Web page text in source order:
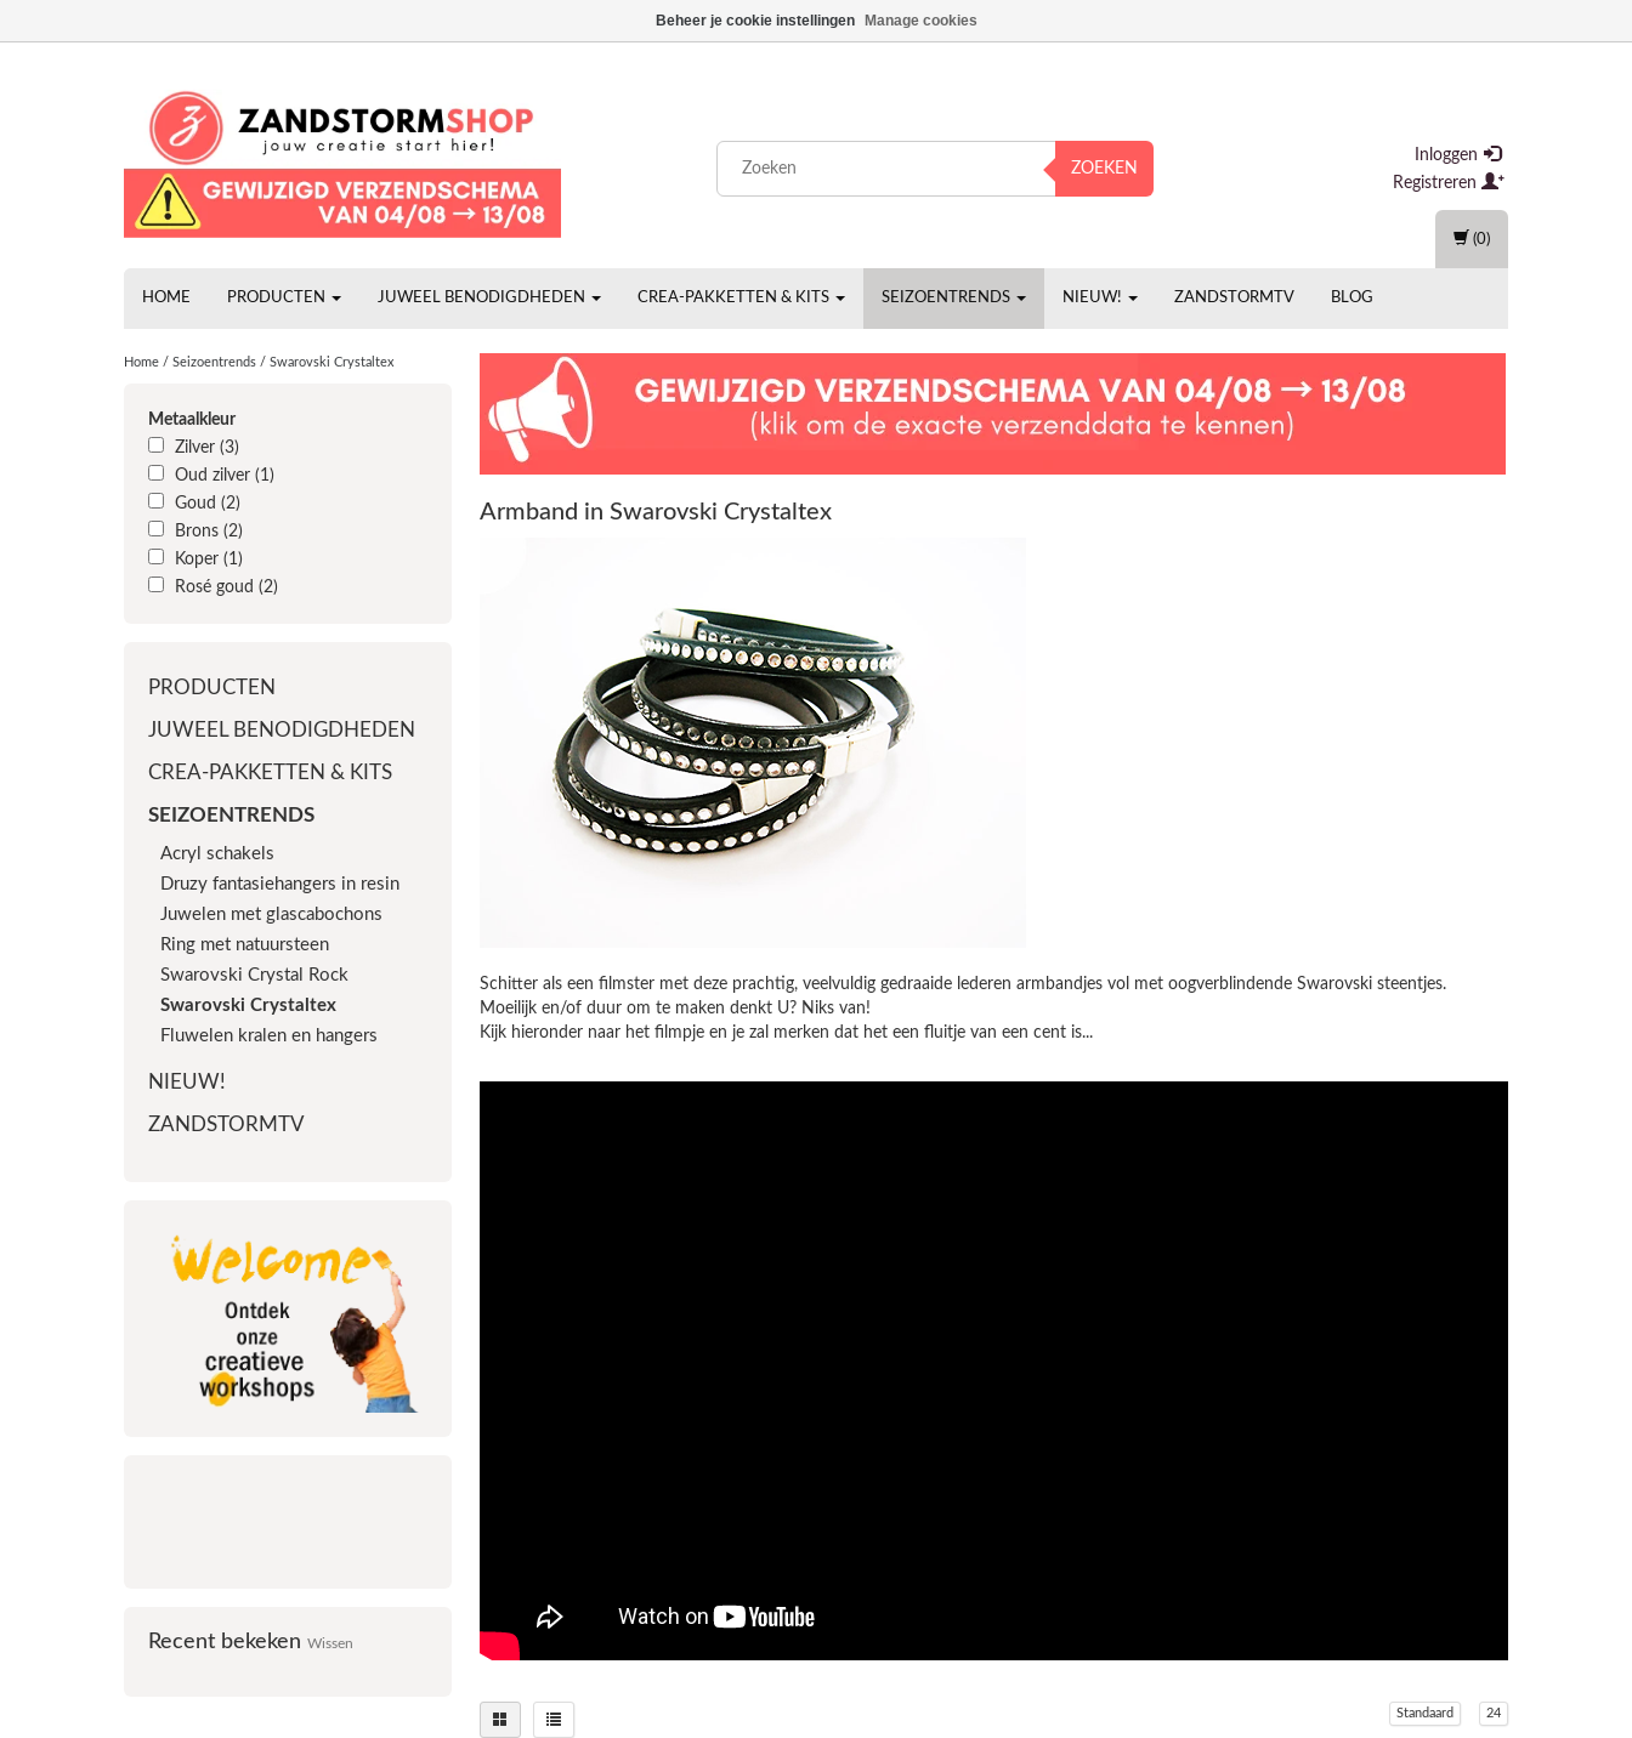
ZOEKEN
Inloggen
Registreren
HOME PRODUCTEN JUWEEL BENODIGDHEDEN CREA-PAKKETTEN & KITS SEIZOENTRENDS NIEUW! ZANDSTORMTV BLOG
(0)
Home / Seizoentrends / Swarovski Crystaltex
Metaalkleur
Zilver (3)
Oud zilver (1)
Goud (2)
Brons (2)
Koper (1)
Rosé goud (2)
PRODUCTEN
JUWEEL BENODIGDHEDEN
CREA-PAKKETTEN & KITS
SEIZOENTRENDS
Acryl schakels
Druzy fantasiehangers in resin
Juwelen met glascabochons
Ring met natuursteen
Swarovski Crystal Rock
Swarovski Crystaltex
Fluwelen kralen en hangers
NIEUW!
ZANDSTORMTV
Recent bekeken Wissen
Armband in Swarovski Crystaltex
Schitter als een filmster met deze prachtig, veelvuldig gedraaide lederen armbandjes vol met oogverblindende Swarovski steentjes.
Moeilijk en/of duur om te maken denkt U? Niks van!
Kijk hieronder naar het filmpje en je zal merken dat het een fluitje van een cent is...
Standaard 24
Beheer je cookie instellingen Manage cookies